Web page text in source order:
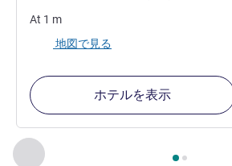
前に戻る - 周辺の他の施設
2ページ中 , 周辺の他の施設
At 1 m
地図で見る
ホテルを表示